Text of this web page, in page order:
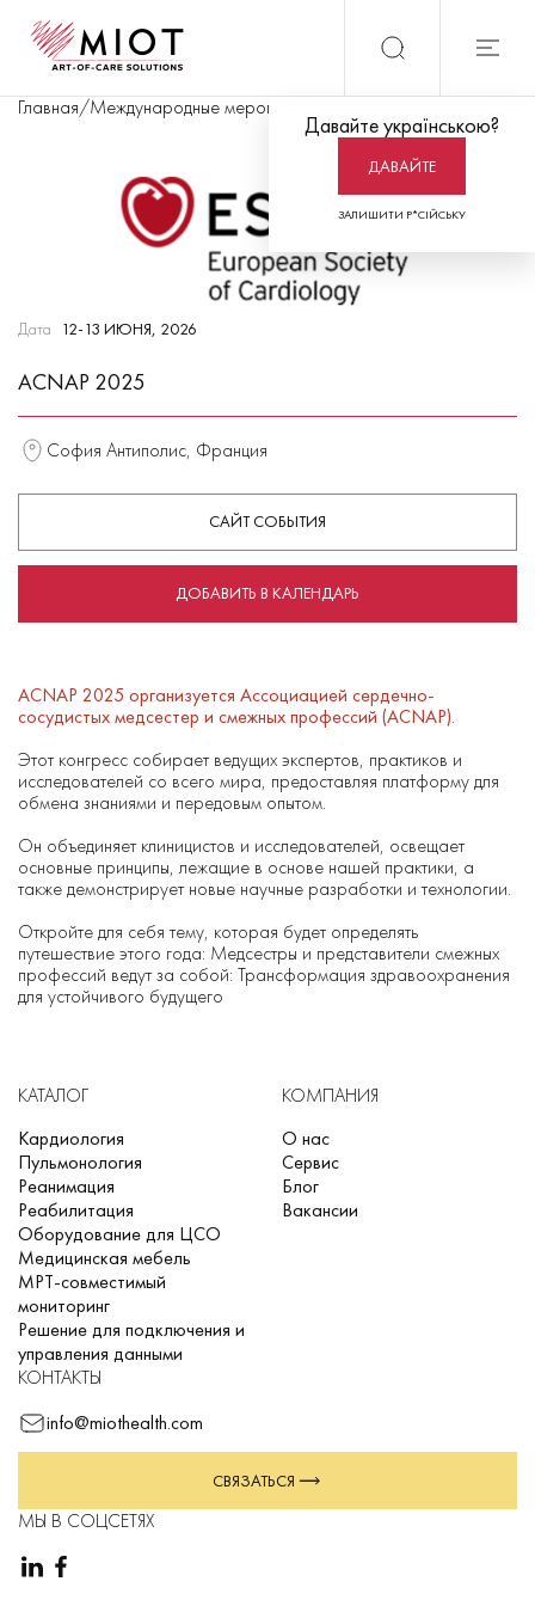
Давайте українською?
ДАВАЙТЕ
ЗАЛИШИТИ Р*СІЙСЬКУ
Главная/Международные мероприятия
Дата 12-13 ИЮНЯ, 2026
ACNAP 2025
София Антиполис, Франция
САЙТ СОБЫТИЯ
ДОБАВИТЬ В КАЛЕНДАРЬ
ACNAP 2025 организуется Ассоциацией сердечно-
сосудистых медсестер и смежных профессий (ACNAP).
Этот конгресс собирает ведущих экспертов, практиков и
исследователей со всего мира, предоставляя платформу для
обмена знаниями и передовым опытом.
Он объединяет клиницистов и исследователей, освещает
основные принципы, лежащие в основе нашей практики, а
также демонстрирует новые научные разработки и технологии.
Откройте для себя тему, которая будет определять
путешествие этого года: Медсестры и представители смежных
профессий ведут за собой: Трансформация здравоохранения
для устойчивого будущего
КАТАЛОГ
Кардиология
Пульмонология
Реанимация
Реабилитация
Оборудование для ЦСО
Медицинская мебель
МРТ-совместимый
мониторинг
Решение для подключения и
управления данными
КОМПАНИЯ
О нас
Сервис
Блог
Вакансии
КОНТАКТЫ
info@miothealth.com
СВЯЗАТЬСЯ
МЫ В СОЦСЕТЯХ